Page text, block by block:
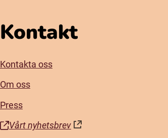
Kontakt
Kontakta oss
Om oss
Press
Vårt nyhetsbrev
(öppnas i nytt fönster)